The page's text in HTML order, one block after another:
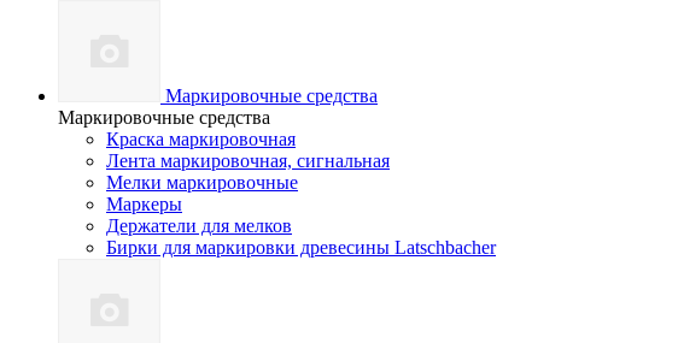
Маркировочные средства
Маркировочные средства
Краска маркировочная
Лента маркировочная, сигнальная
Мелки маркировочные
Маркеры
Держатели для мелков
Бирки для маркировки древесины Latschbacher